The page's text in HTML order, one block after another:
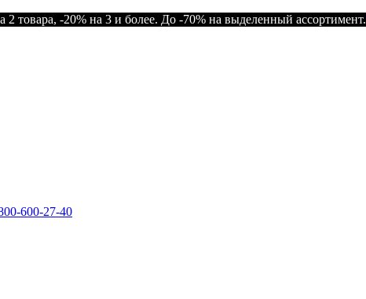
-20% на 3 и более. До -70% на выделенный ассортимент.
600-27-40